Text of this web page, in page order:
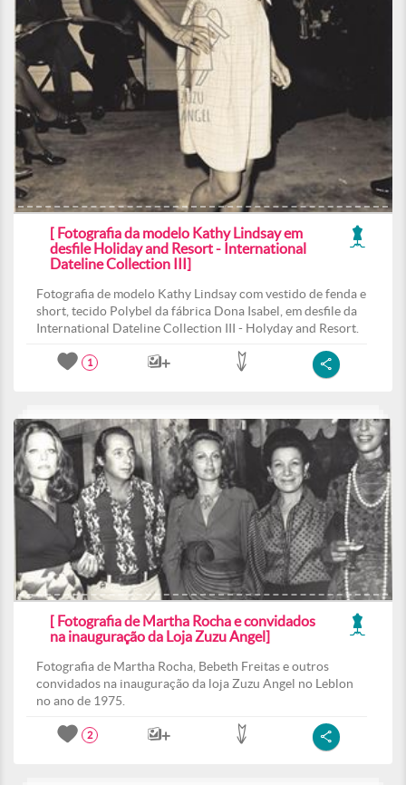
[ Fotografia da modelo Kathy Lindsay em
desfile Holiday and Resort - International
Dateline Collection III]
Fotografia de modelo Kathy Lindsay com vestido de fenda e
short, tecido Polybel da fábrica Dona Isabel, em desfile da
International Dateline Collection III - Holyday and Resort.
1
[ Fotografia de Martha Rocha e convidados
na inauguração da Loja Zuzu Angel]
Fotografia de Martha Rocha, Bebeth Freitas e outros
convidados na inauguração da loja Zuzu Angel no Leblon
no ano de 1975.
2